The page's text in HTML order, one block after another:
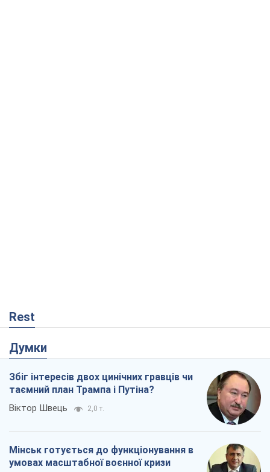
Rest
Думки
Збіг інтересів двох цинічних гравців чи
таємний план Трампа і Путіна?
Віктор Швець 2,0 т.
Мінськ готується до функціонування в
умовах масштабної воєнної кризи